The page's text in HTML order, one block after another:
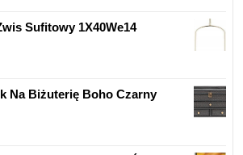
Sufitowy 1X40We14
Na Biżuterię Boho Czarny